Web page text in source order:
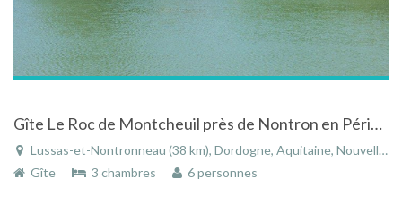
Gîte Le Roc de Montcheuil près de Nontron en Périgord Vert
Lussas-et-Nontronneau (38 km), Dordogne, Aquitaine, Nouvelle-Aquitaine, France
Gîte
3 chambres 6 personnes